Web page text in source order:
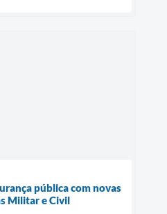
pública com novas
Militar e Civil